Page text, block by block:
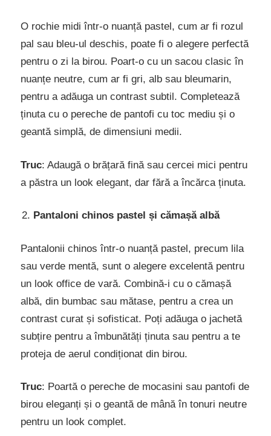
O rochie midi într-o nuanță pastel, cum ar fi rozul
pal sau bleu-ul deschis, poate fi o alegere perfectă
pentru o zi la birou. Poart-o cu un sacou clasic în
nuanțe neutre, cum ar fi gri, alb sau bleumarin,
pentru a adăuga un contrast subtil. Completează
ținuta cu o pereche de pantofi cu toc mediu și o
geantă simplă, de dimensiuni medii.
Truc: Adaugă o brățară fină sau cercei mici pentru
a păstra un look elegant, dar fără a încărca ținuta.
Pantaloni chinos pastel și cămașă albă
Pantalonii chinos într-o nuanță pastel, precum lila
sau verde mentă, sunt o alegere excelentă pentru
un look office de vară. Combină-i cu o cămașă
albă, din bumbac sau mătase, pentru a crea un
contrast curat și sofisticat. Poți adăuga o jachetă
subțire pentru a îmbunătăți ținuta sau pentru a te
proteja de aerul condiționat din birou.
Truc: Poartă o pereche de mocasini sau pantofi de
birou eleganți și o geantă de mână în tonuri neutre
pentru un look complet.